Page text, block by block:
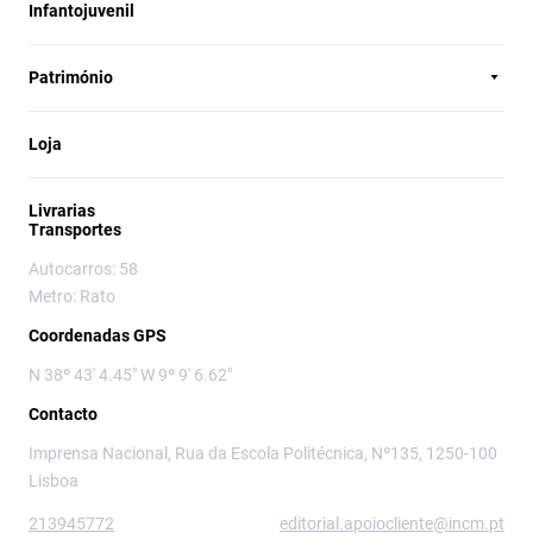
Infantojuvenil
Património
Loja
Livrarias
Transportes
Autocarros: 58
Metro: Rato
Coordenadas GPS
N 38º 43' 4.45" W 9º 9' 6.62"
Contacto
Imprensa Nacional, Rua da Escola Politécnica, Nº135, 1250-100
Lisboa
213945772 editorial.apoiocliente@incm.pt